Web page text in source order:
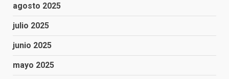
agosto 2025
julio 2025
junio 2025
mayo 2025